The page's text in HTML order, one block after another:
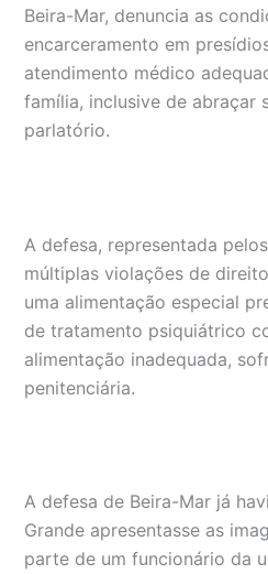
Beira-Mar, denuncia as
encarceramento em
atendimento médico
família, inclusive de abraçar
parlatório.
A defesa, representada
múltiplas violações de
uma alimentação especial
de tratamento psiquiátrico
alimentação inadequada,
penitenciária.
A defesa de Beira-Mar já
Grande apresentasse as
parte de um funcionário da